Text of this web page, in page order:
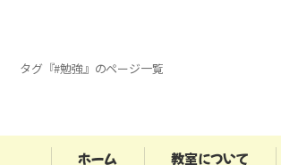
タグ『#勉強』のページ一覧
ホーム 教室について